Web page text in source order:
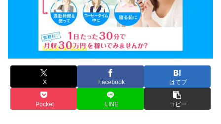
X Facebook はてブ
Pocket LINE コピー